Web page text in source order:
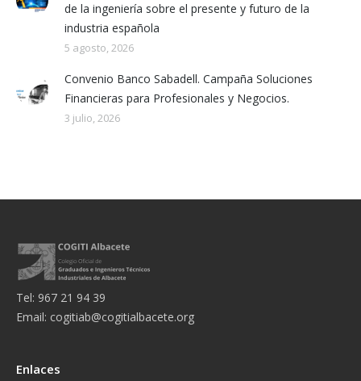
de la ingeniería sobre el presente y futuro de la
industria española
5 agosto, 2026
Convenio Banco Sabadell. Campaña Soluciones
Financieras para Profesionales y Negocios.
3 julio, 2026
Tel: 967 21 94 39
Email: cogitiab@cogitialbacete.org
Enlaces